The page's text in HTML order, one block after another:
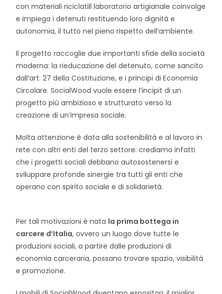
con materiali riciclatiIl laboratorio artigianale coinvolge
e impiega i detenuti restituendo loro dignità e
autonomia, il tutto nel pieno rispetto dell’ambiente.
Il progetto raccoglie due importanti sfide della società
moderna: la rieducazione del detenuto, come sancito
dall’art. 27 della Costituzione, e i principi di Economia
Circolare. SocialWood vuole essere l’incipit di un
progetto più ambizioso e strutturato verso la
creazione di un’impresa sociale.
Molta attenzione è data alla sostenibilità e al lavoro in
rete con altri enti del terzo settore: crediamo infatti
che i progetti sociali debbano autosostenersi e
sviluppare profonde sinergie tra tutti gli enti che
operano con spirito sociale e di solidarietà.
Per tali motivazioni è nata la prima bottega in
carcere d’Italia, ovvero un luogo dove tutte le
produzioni sociali, a partire dalle produzioni di
economia carceraria, possano trovare spazio, visibilità
e promozione.